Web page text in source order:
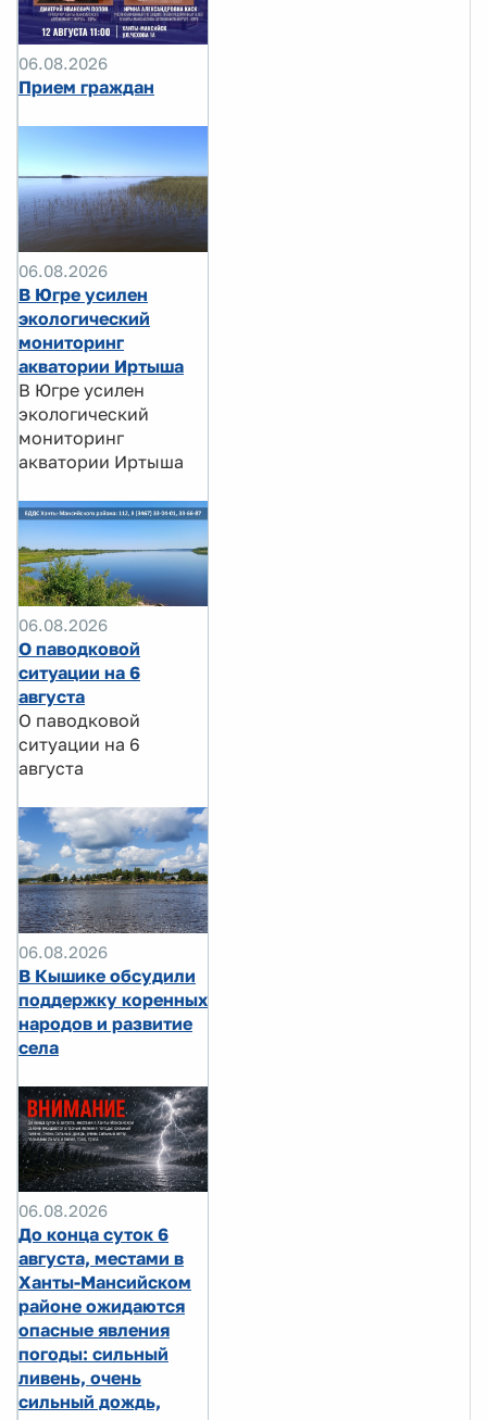
06.08.2026
Прием граждан
06.08.2026
В Югре усилен
экологический
мониторинг
акватории Иртыша
В Югре усилен
экологический
мониторинг
акватории Иртыша
06.08.2026
О паводковой
ситуации на 6
августа
О паводковой
ситуации на 6
августа
06.08.2026
В Кышике обсудили
поддержку коренных
народов и развитие
села
06.08.2026
До конца суток 6
августа, местами в
Ханты-Мансийском
районе ожидаются
опасные явления
погоды: сильный
ливень, очень
сильный дождь,